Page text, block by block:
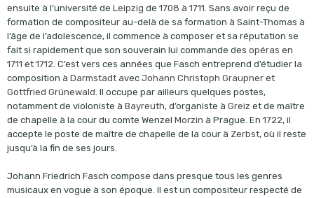
ensuite à l’université de Leipzig de 1708 à 1711. Sans avoir reçu de
formation de compositeur au-delà de sa formation à Saint-Thomas à
l’âge de l’adolescence, il commence à composer et sa réputation se
fait si rapidement que son souverain lui commande des opéras en
1711 et 1712. C’est vers ces années que Fasch entreprend d’étudier la
composition à Darmstadtavec Johann Christoph Graupneret
Gottfried Grünewald. Il occupe par ailleurs quelques postes,
notamment de violoniste à Bayreuth, d’organiste à Greiz et de maître
de chapelle à la cour du comte Wenzel Morzin à Prague. En 1722, il
accepte le poste de maître de chapelle de la cour à Zerbst, où il reste
jusqu’à la fin de ses jours.
Johann Friedrich Fasch compose dans presque tous les genres
musicaux en vogue à son époque. Il est un compositeur respecté de